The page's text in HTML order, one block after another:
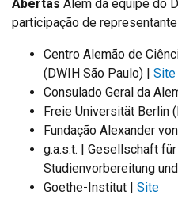
Abertas Além da equipe do
participação de
Centro Alemão de
(DWIH São Paulo) | Site
Consulado Geral da
Freie Universität Berlin
Fundação Alexander
g.a.s.t. | Gesellschaft
Studienvorbereitung
Goethe-Institut | Site